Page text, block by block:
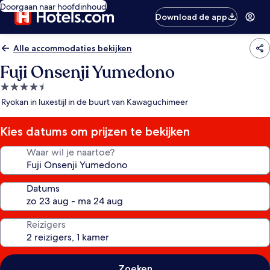
Doorgaan naar hoofdinhoud
Download de app
Alle accommodaties bekijken
Fuji Onsenji Yumedono
4.5-
sterrenaccommodatie
Ryokan in luxestijl in de buurt van Kawaguchimeer
Kies datums om prijzen te bekijken
Waar wil je naartoe?
Datums
Reizigers